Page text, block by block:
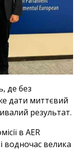
де без
дати миттєвий
результат.
в AER
водночас велика